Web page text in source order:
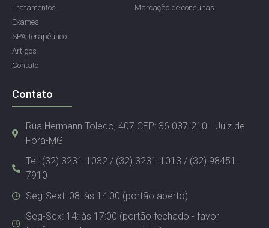
Tratamentos
Exames
SPA Terapêutico
Artigos
Contato
Marcação de consultas
Contato
Rua Hermann Toledo, 407 CEP: 36.037-210 - Juiz de
Fora-MG
Tel: (32) 3231-1032 / (32) 3231-1013 / (32) 98451-
7910
Seg-Sext: 08: às 14:00 (portão aberto)
Seg-Sex: 14: às 17:00 (portão fechado - favor